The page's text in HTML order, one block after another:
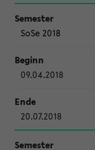
SoSe 2018
09.04.2018
20.07.2018